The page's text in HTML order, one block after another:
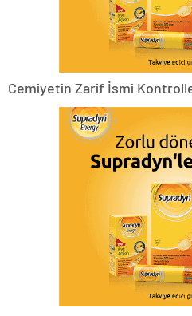
Cemiyetin Zarif İsmi